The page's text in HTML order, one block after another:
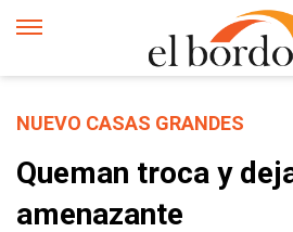
NUEVO CASAS GRANDES
Queman troca y
amenazante